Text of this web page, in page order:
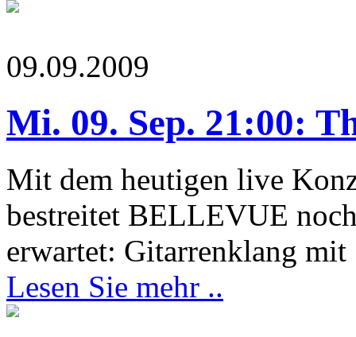
09.09.2009
Mi. 09. Sep. 21:00:
Mit dem heutigen live
bestreitet BELLEVUE
erwartet: Gitarrenklang
Lesen Sie mehr ..